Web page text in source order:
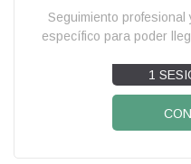
Seguimiento
específico para poder
1